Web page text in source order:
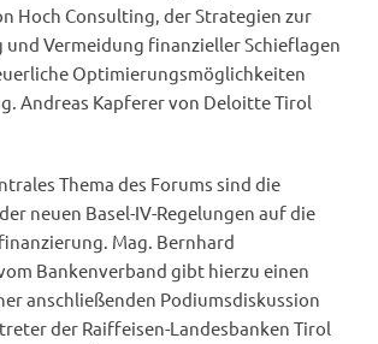
Hoch Consulting, der Strategien zur
und Vermeidung finanzieller Schieflagen
Optimierungsmöglichkeiten
Andreas Kapferer von Deloitte Tirol
Thema des Forums sind die
neuen Basel-IV-Regelungen auf die
Mag. Bernhard
Bankenverband gibt hierzu einen
anschließenden Podiumsdiskussion
der Raiffeisen-Landesbanken Tirol